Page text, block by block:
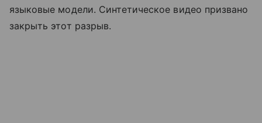
языковые модели. Синтетическое видео призвано
закрыть этот разрыв.